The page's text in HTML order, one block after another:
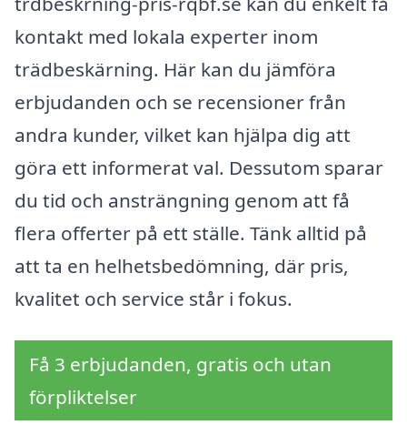
kontakt med lokala experter inom
trädbeskärning. Här kan du jämföra
erbjudanden och se recensioner från
andra kunder, vilket kan hjälpa dig att
göra ett informerat val. Dessutom sparar
du tid och ansträngning genom att få
flera offerter på ett ställe. Tänk alltid på
att ta en helhetsbedömning, där pris,
kvalitet och service står i fokus.
Få 3 erbjudanden, gratis och utan
förpliktelser